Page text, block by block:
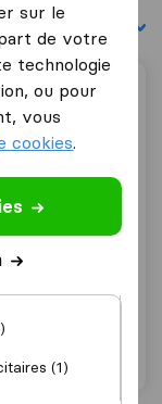
sur le
de votre
technologie
ou pour
vous
cookies.
(1)